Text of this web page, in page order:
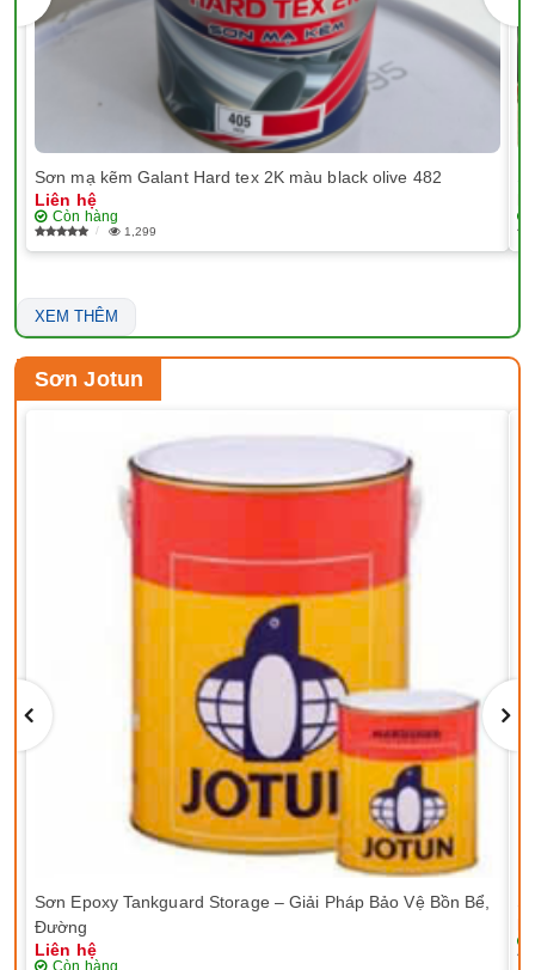
Sơn mạ kẽm Galant Hard tex 2K màu black olive 482
Liên hệ
Còn hàng
1,299
XEM THÊM
Sơn Jotun
Sơn Epoxy Tankguard Storage – Giải Pháp Bảo Vệ Bồn Bể,
Đường
Liên hệ
Còn hàng